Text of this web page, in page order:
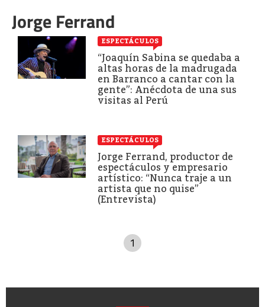
Jorge Ferrand
ESPECTÁCULOS
“Joaquín Sabina se quedaba a
altas horas de la madrugada
en Barranco a cantar con la
gente”: Anécdota de una sus
visitas al Perú
ESPECTÁCULOS
Jorge Ferrand, productor de
espectáculos y empresario
artístico: “Nunca traje a un
artista que no quise”
(Entrevista)
1